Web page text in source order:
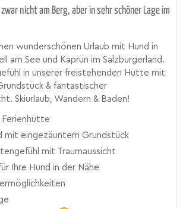
nicht am Berg, aber in sehr schöner Lage im
wunderschönen Urlaub mit Hund in
am See und Kaprun im Salzburgerland.
in unserer freistehenden Hütte mit
& fantastischer
Skiurlaub, Wandern & Baden!
Ferienhütte
mit eingezäuntem Grundstück
mit Traumaussicht
Ihre Hund in der Nähe